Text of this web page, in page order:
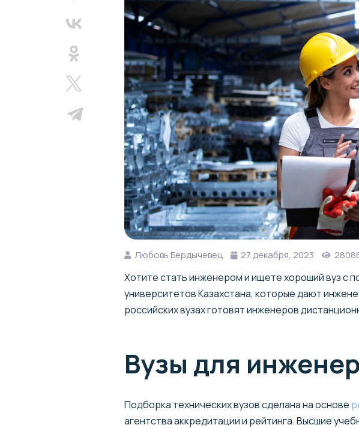
Любовь Бердычевец 27 декабря, 2023
Хотите стать инженером и ищете хороший вуз с
университетов Казахстана, которые дают
российских вузах готовят инженеров
Вузы для
Подборка технических вузов сделана на основе
агентства аккредитации и рейтинга. Высшие